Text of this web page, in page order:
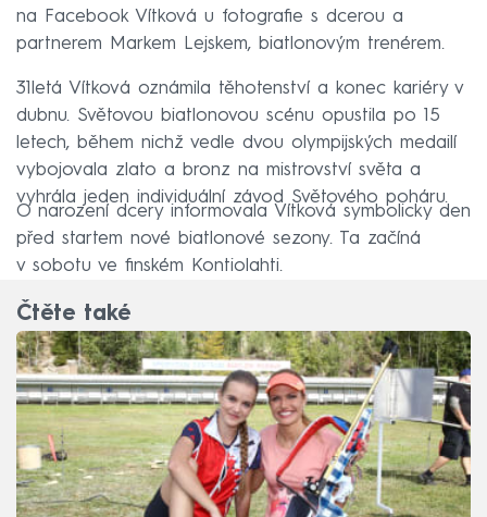
na Facebook Vítková u fotografie s dcerou a
partnerem Markem Lejskem, biatlonovým trenérem.
31letá Vítková oznámila těhotenství a konec kariéry v
dubnu. Světovou biatlonovou scénu opustila po 15
letech, během nichž vedle dvou olympijských medailí
vybojovala zlato a bronz na mistrovství světa a
vyhrála jeden individuální závod Světového poháru.
O narození dcery informovala Vítková symbolicky den
před startem nové biatlonové sezony. Ta začíná
v sobotu ve finském Kontiolahti.
Čtěte také